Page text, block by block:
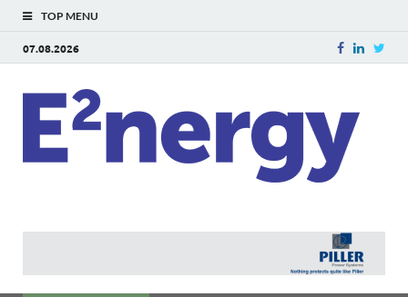
TOP MENU
07.08.2026